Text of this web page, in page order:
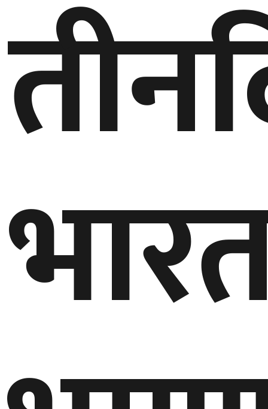
५
कर्णाली
प्रदेश
सुदूरपश्चिम
प्रदेश
मनाेरञ्जन
खेलकुद
घुमफिर
ग्लोबल